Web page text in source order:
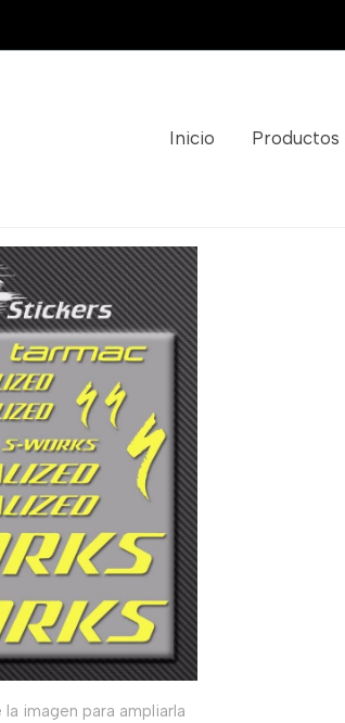
Inicio Productos
R272
imagen para ampliarla